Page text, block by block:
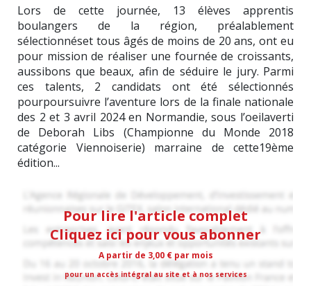
Lors de cette journée, 13 élèves apprentis
boulangers de la région, préalablement
sélectionnéset tous âgés de moins de 20 ans, ont eu
pour mission de réaliser une fournée de croissants,
aussibons que beaux, afin de séduire le jury. Parmi
ces talents, 2 candidats ont été sélectionnés
pourpoursuivre l’aventure lors de la finale nationale
des 2 et 3 avril 2024 en Normandie, sous l’oeilaverti
de Deborah Libs (Championne du Monde 2018
catégorie Viennoiserie) marraine de cette19ème
édition...
Pour lire l'article complet
Cliquez ici pour vous abonner
A partir de 3,00 € par mois
pour un accès intégral au site et à nos services